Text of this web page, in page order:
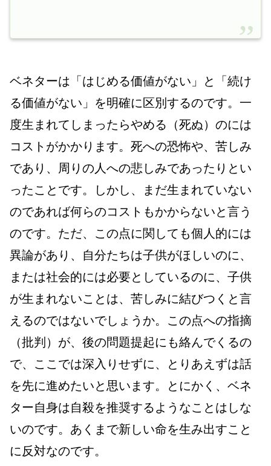
ベネターは「はじめる価値がない」と「続け
る価値がない」を明確に区別するのです。一
度生まれてしまったらやめる（死ぬ）のには
コストがかかります。死への恐怖や、苦しみ
であり、周りの人への悲しみであったりとい
ったことです。しかし、まだ生まれていない
のであれば何らのコストもかからないと言う
のです。ただ、この点に関しても個人的には
異論があり、自分たちは子供がほしいのに、
または社会的には必要としているのに、子供
が生まれないことは、苦しみに結びつくと言
えるのではないでしょうか。この点への指摘
（批判）が、後の問題提起にも絡んでくるの
で、ここでは深入りせずに、とりあえずは話
を先に進めたいと思います。とにかく、ベネ
ター自身は自殺を推奨するようなことはしな
いのです。あくまで新しい命を生み出すこと
に反対なのです。